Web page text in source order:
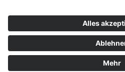
Datenschutzerklärung